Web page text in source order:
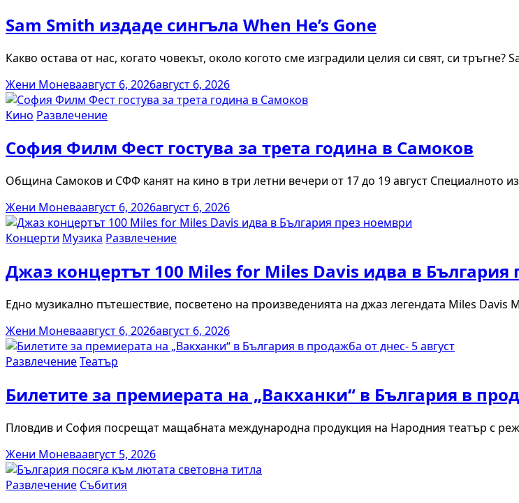
Sam Smith издаде сингъла When He’s Gone
Какво остава от нас, когато човекът, около когото сме изградили целия си свят, си
Жени Моневаавгуст 6, 2026август 6, 2026
Кино Развлечение
София Филм Фест гостува за трета година в Самоков
Община Самоков и СФФ канят на кино в три летни вечери от 17 до 19 август Специалното
Жени Моневаавгуст 6, 2026август 6, 2026
Концерти Музика Развлечение
Джаз концертът 100 Miles for Miles Davis идва в България
Едно музикално пътешествие, посветено на произведенията на джаз легендата Miles
Жени Моневаавгуст 6, 2026август 6, 2026
РазвлечениеТеатър
Билетите за премиерата на „Вакханки“ в България в
Пловдив и София посрещат мащабната международна продукция на Народния театър с
Жени Моневаавгуст 5, 2026
Развлечение Събития